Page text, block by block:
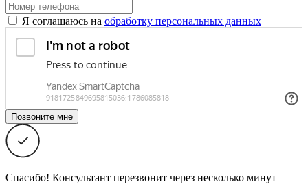
Я соглашаюсь на обработку персональных данных
Спасибо! Консультант перезвонит через несколько минут